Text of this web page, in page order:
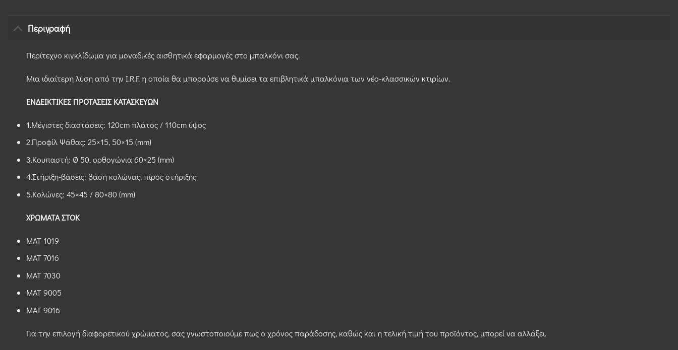
Περιγραφή
Περίτεχνο κιγκλίδωμα για μοναδικές αισθητικά εφαρμογές στο μπαλκόνι σας.
Μια ιδιαίτερη λύση από την I.R.F. η οποία θα μπορούσε να θυμίσει τα επιβλητικά μπαλκόνια των νέο-κλασσικών κτιρίων.
ΕΝΔΕΙΚΤΙΚΕΣ ΠΡΟΤΑΣΕΙΣ ΚΑΤΑΣΚΕΥΩΝ
1.Μέγιστες διαστάσεις: 120cm πλάτος / 110cm ύψος
2.Προφίλ Ψάθας: 25×15, 50×15 (mm)
3.Κουπαστή: Ø 50, ορθογώνια 60×25 (mm)
4.Στήριξη-βάσεις: βάση κολώνας, πίρος στήριξης
5.Κολώνες: 45×45 / 80×80 (mm)
ΧΡΩΜΑΤΑ ΣΤΟΚ
MAT 1019
MAT 7016
MAT 7030
MAT 9005
MAT 9016
Για την επιλογή διαφορετικού χρώματος, σας γνωστοποιούμε πως ο χρόνος παράδοσης, καθώς και η τελική τιμή του προϊόντος, μπορεί να αλλάξει.